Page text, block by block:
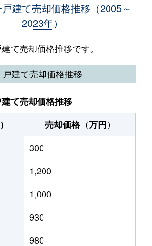
500万円
60万円 榛原
450万円 榛原
630万円 榛原
徒歩45
520万円 榛原
徒歩7
270万円
300万円
建て売却価格推移（2005～
2023年）
て売却価格推移です。
建て売却価格推移
て売却価格推移
売却価格（万円）
300
1,200
1,000
930
980